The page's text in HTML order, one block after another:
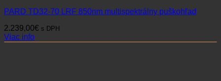
PARD TD32-70 LRF 850nm multispektrálny puškohľad
2.239,00€ s DPH
Viac info